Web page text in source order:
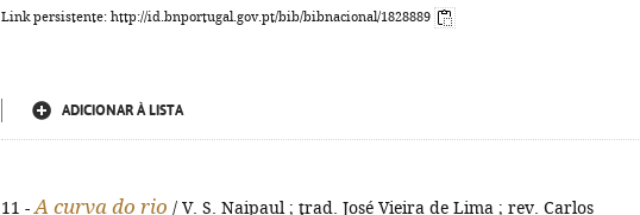
Link persistente: http://id.bnportugal.gov.pt/bib/bibnacional/1828889
ADICIONAR À LISTA
11 - A curva do rio / V. S. Naipaul ; trad. José Vieira de Lima ; rev. Carlos